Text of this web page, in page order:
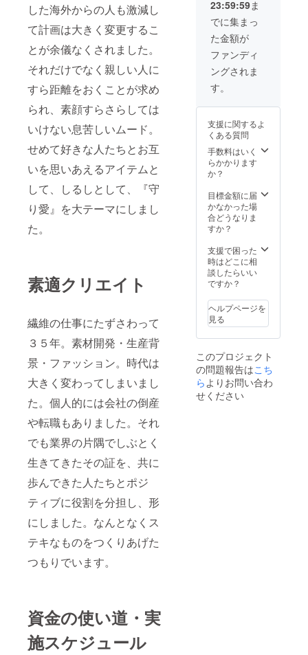
した海外からの人も激減し
て計画は大きく変更するこ
とが余儀なくされました。
それだけでなく親しい人に
すら距離をおくことが求め
られ、素顔すらさらしては
いけない息苦しいムード。
せめて好きな人たちとお互
いを思いあえるアイテムと
して、しるしとして、『守
り愛』を大テーマにしまし
た。
素適クリエイト
繊維の仕事にたずさわって
３５年。素材開発・生産背
景・ファッション。時代は
大きく変わってしまいまし
た。個人的には会社の倒産
や転職もありました。それ
でも業界の片隅でしぶとく
生きてきたその証を、共に
歩んできた人たちとポジ
ティブに役割を分担し、形
にしました。なんとなくス
テキなものをつくりあげた
つもりでいます。
資金の使い道・実
施スケジュール
23:59:59ま
でに集まっ
た金額が
ファンディ
ングされま
す。
支援に関するよ
くある質問
手数料はいく
らかかります
か？
目標金額に届
かなかった場
合どうなりま
すか？
支援で困った
時はどこに相
談したらいい
ですか？
ヘルプページを
見る
このプロジェクト
の問題報告はこち
らよりお問い合わ
せください